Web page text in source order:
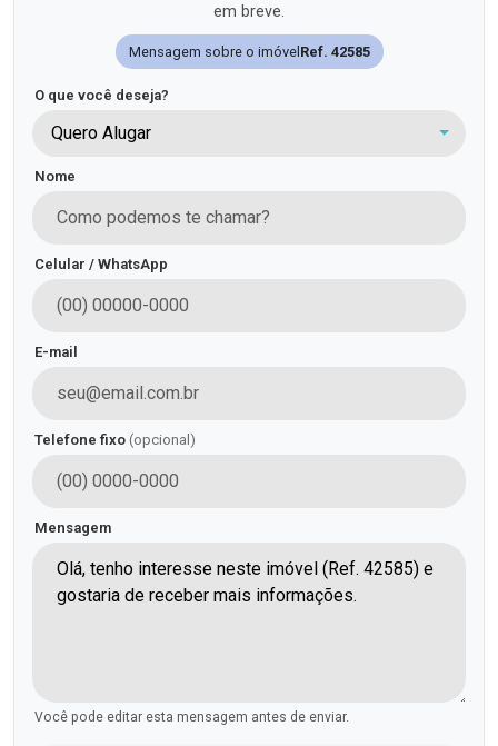
em breve.
Mensagem sobre o imóvel Ref. 42585
O que você deseja?
Quero Alugar
Nome
Celular / WhatsApp
E-mail
Telefone fixo (opcional)
Mensagem
Você pode editar esta mensagem antes de enviar.